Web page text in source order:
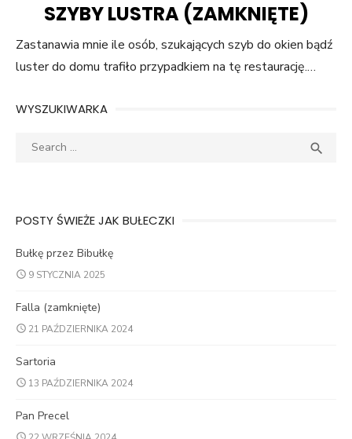
SZYBY LUSTRA (ZAMKNIĘTE)
Zastanawia mnie ile osób, szukających szyb do okien bądź
luster do domu trafiło przypadkiem na tę restaurację.…
WYSZUKIWARKA
Search

POSTY ŚWIEŻE JAK BUŁECZKI
Bułkę przez Bibułkę
9 STYCZNIA 2025
Falla (zamknięte)
21 PAŹDZIERNIKA 2024
Sartoria
13 PAŹDZIERNIKA 2024
Pan Precel